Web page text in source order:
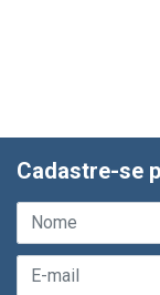
Cadastre-se